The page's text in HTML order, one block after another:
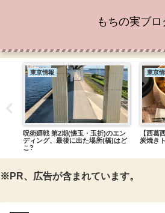
もちの実ブロ
東京情報
呪術廻戦 第2期(懐玉・玉折)のエン
ディング、最後に出た場所(橋)はど
こ?
東京
【西葛
炭焼き
※PR、広告が含まれています。